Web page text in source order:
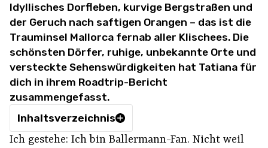
Idyllisches Dorfleben, kurvige Bergstraßen und
der Geruch nach saftigen Orangen – das ist die
Trauminsel Mallorca fernab aller Klischees. Die
schönsten Dörfer, ruhige, unbekannte Orte und
versteckte Sehenswürdigkeiten hat Tatiana für
dich in ihrem Roadtrip-Bericht
zusammengefasst.
Inhaltsverzeichnis
Ich gestehe: Ich bin Ballermann-Fan. Nicht weil